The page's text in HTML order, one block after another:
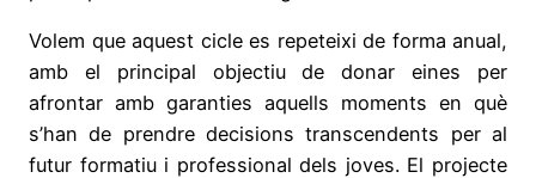
Volem que aquest cicle es repeteixi de forma anual,
amb el principal objectiu de donar eines per
afrontar amb garanties aquells moments en què
s’han de prendre decisions transcendents per al
futur formatiu i professional dels joves. El projecte